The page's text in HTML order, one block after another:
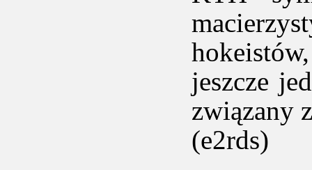
jeszcze
związany
(e2rds)